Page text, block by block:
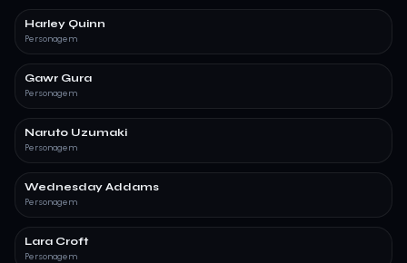
Harley Quinn
Personagem
Gawr Gura
Personagem
Naruto Uzumaki
Personagem
Wednesday Addams
Personagem
Lara Croft
Personagem